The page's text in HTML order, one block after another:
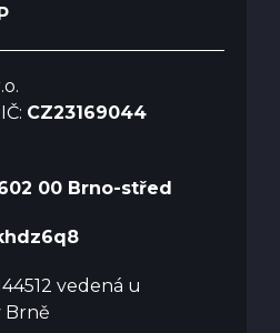
CZ23169044
00 Brno-střed
vedená u
Brně